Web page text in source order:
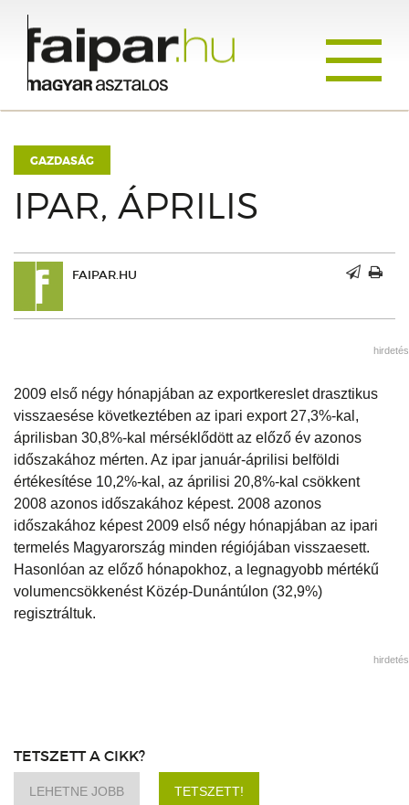
GAZDASÁG
IPAR, ÁPRILIS
FAIPAR.HU
hirdetés
2009 első négy hónapjában az exportkereslet drasztikus
visszaesése következtében az ipari export 27,3%-kal,
áprilisban 30,8%-kal mérséklődött az előző év azonos
időszakához mérten. Az ipar január-áprilisi belföldi
értékesítése 10,2%-kal, az áprilisi 20,8%-kal csökkent
2008 azonos időszakához képest. 2008 azonos
időszakához képest 2009 első négy hónapjában az ipari
termelés Magyarország minden régiójában visszaesett.
Hasonlóan az előző hónapokhoz, a legnagyobb mértékű
volumencsökkenést Közép-Dunántúlon (32,9%)
regisztráltuk.
hirdetés
TETSZETT A CIKK?
LEHETNE JOBB TETSZETT!